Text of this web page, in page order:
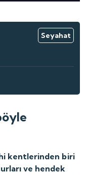
Seyahat
kentlerinden biri
ve hendek